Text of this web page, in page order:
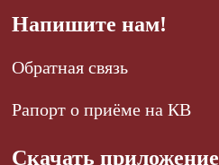
Напишите нам!
Обратная связь
Рапорт о приёме на КВ
Скачать приложение